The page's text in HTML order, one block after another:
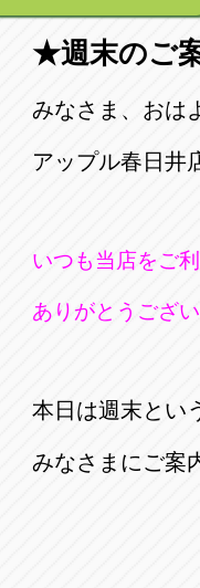
ル一宮22号店
一宮市朝日3-
ル春日井店
春日井市八田
北名古屋市中
常滑市長間37-
★週末のご
みなさま、おは
アップル春日井
いつも当店をご
ありがとうござ
本日は週末とい
みなさまにご案